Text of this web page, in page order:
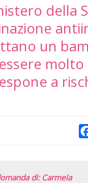
della
un
a
di: Carmela